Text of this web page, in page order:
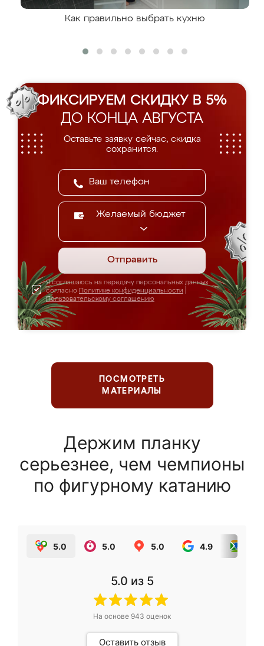
Как правильно выбрать кухню
ФИКСИРУЕМ СКИДКУ В 5%
ДО КОНЦА АВГУСТА
Оставьте заявку сейчас, скидка
сохранится.
Желаемый бюджет
Отправить
Я соглашаюсь на передачу персональных данных
согласно Политике конфиденциальности
Пользовательскому соглашению
ПОСМОТРЕТЬ
МАТЕРИАЛЫ
Держим планку
серьезнее, чем чемпионы
по фигурному катанию
5.0 5.0 5.0 4.9
5.0 из 5
На основе 943 оценок
Оставить отзыв